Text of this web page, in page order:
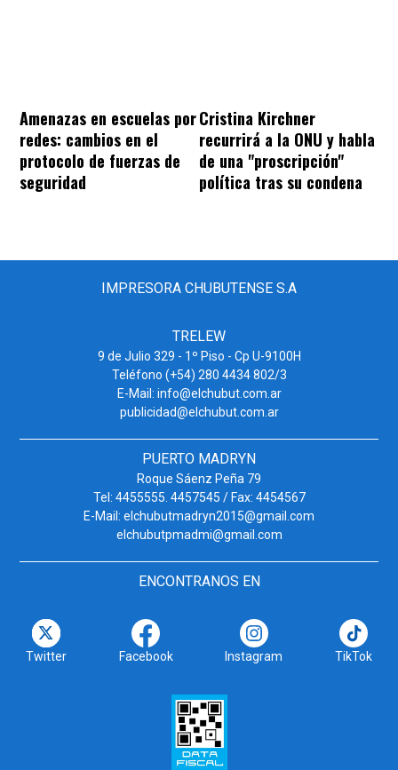
Amenazas en escuelas por
redes: cambios en el
protocolo de fuerzas de
seguridad
Cristina Kirchner
recurrirá a la ONU y habla
de una "proscripción"
política tras su condena
IMPRESORA CHUBUTENSE S.A
TRELEW
9 de Julio 329 - 1º Piso - Cp U-9100H
Teléfono (+54) 280 4434 802/3
E-Mail: info@elchubut.com.ar
publicidad@elchubut.com.ar
PUERTO MADRYN
Roque Sáenz Peña 79
Tel: 4455555. 4457545 / Fax: 4454567
E-Mail: elchubutmadryn2015@gmail.com
elchubutpmadmi@gmail.com
ENCONTRANOS EN
Twitter Facebook Instagram TikTok